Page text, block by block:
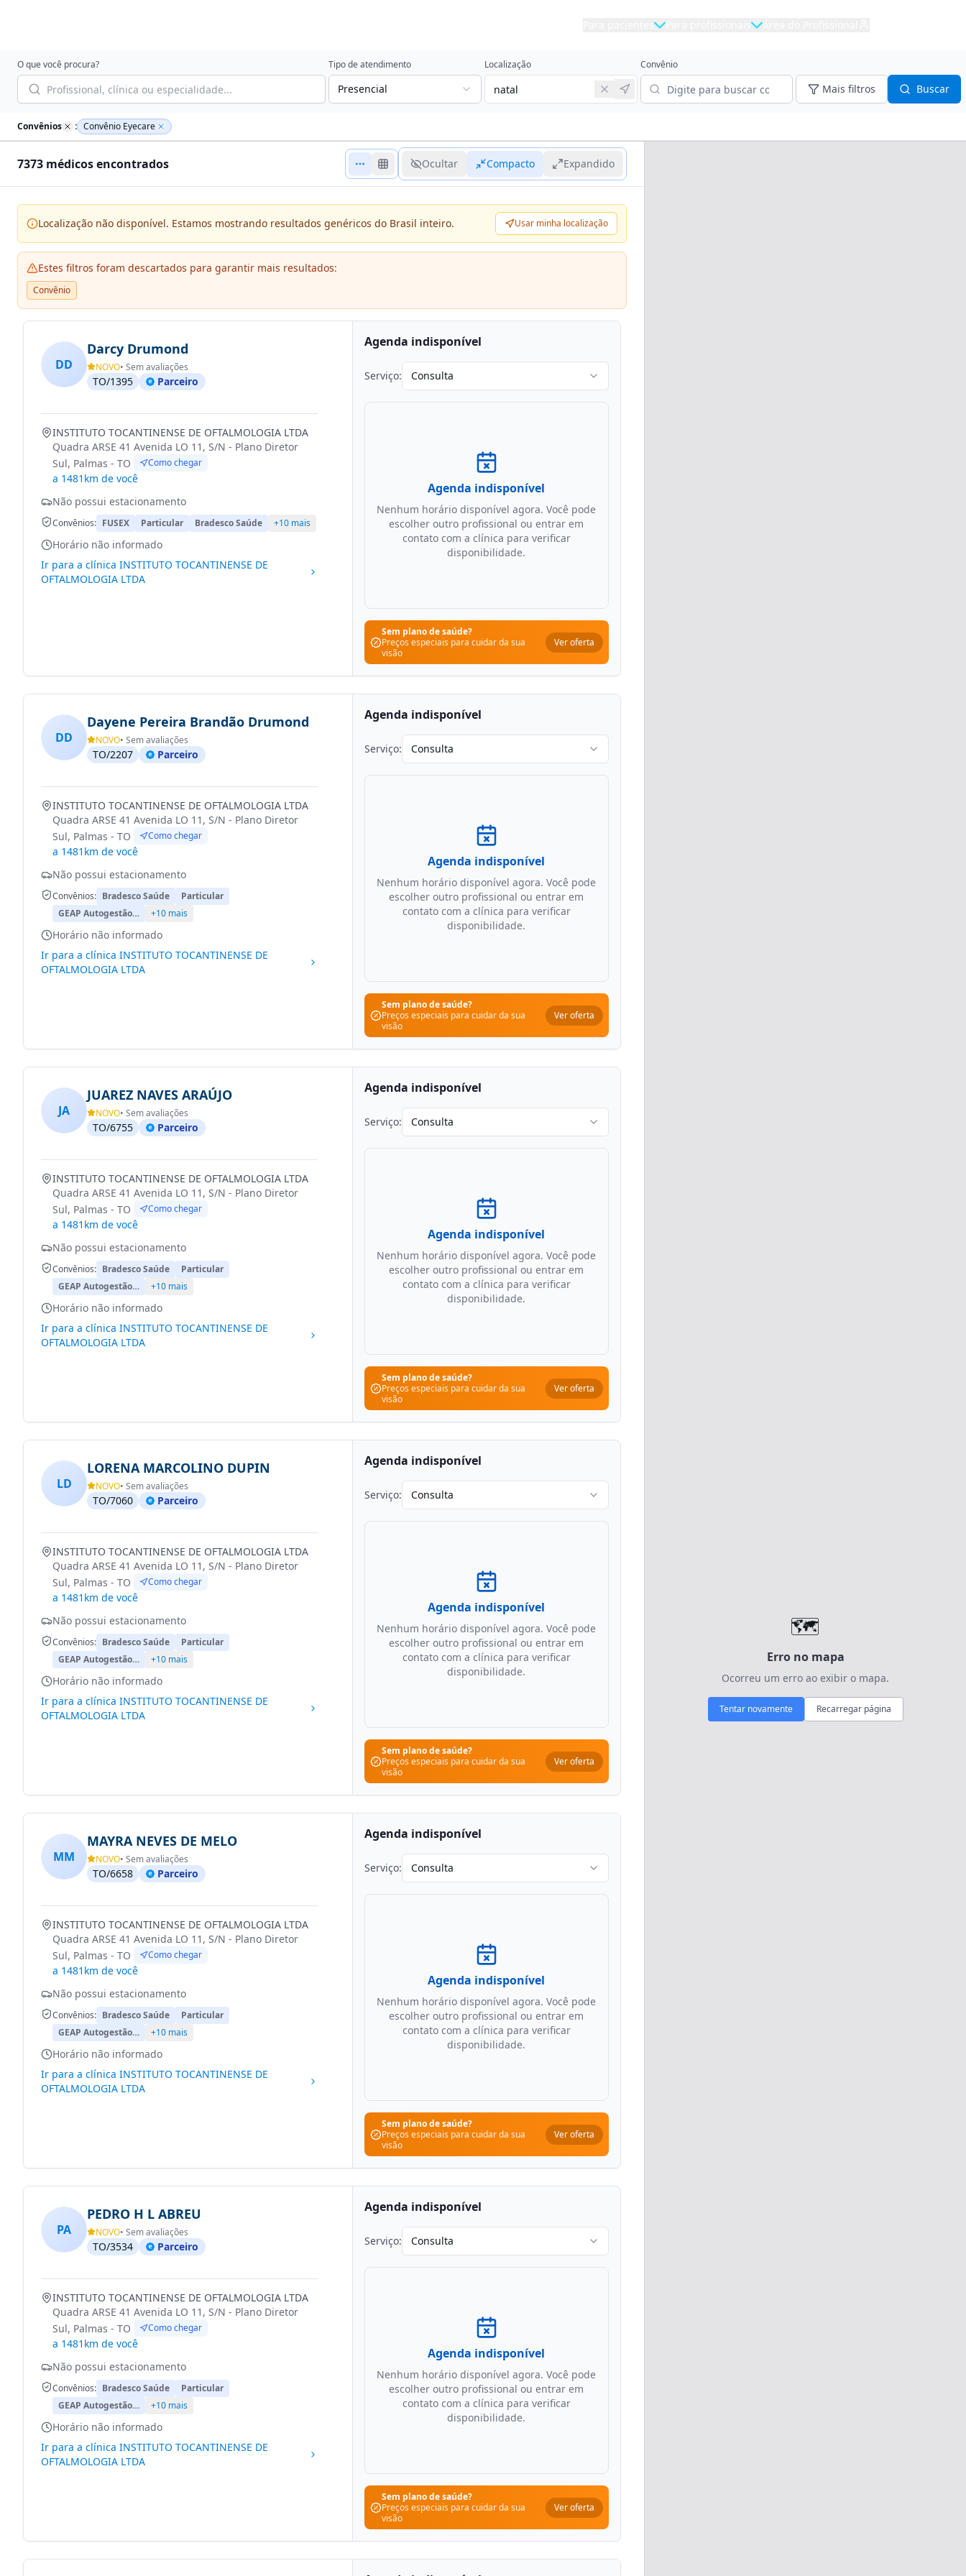
Para profissionais Área do Profissional
O que você procura? Tipo de atendimento
Presencial
Localização Convênio
Mais filtros Buscar
Convênios : Convênio Eyecare
7373 médicosencontrados Ocultar Compacto Expandido
Localização não disponível. Estamos mostrando resultados genéricos do Brasil inteiro. Usar minha localização
Estes filtros foram descartados para garantir mais resultados:
Convênio
DD
Darcy Drumond
NOVO• Sem avaliações
TO/1395 Parceiro
INSTITUTO TOCANTINENSE DE OFTALMOLOGIA LTDA
Quadra ARSE 41 Avenida LO 11, S/N - Plano Diretor
Sul, Palmas - TO
Como chegar
a 1481km de você
Não possui estacionamento
Convênios: FUSEX Particular Bradesco Saúde +10 mais
Horário não informado
Ir para a clínica INSTITUTO TOCANTINENSE DE
OFTALMOLOGIA LTDA
Agenda indisponível
Serviço: Consulta
Agenda indisponível
Nenhum horário disponível agora. Você pode
escolher outro profissional ou entrar em
contato com a clínica para verificar
disponibilidade.
Sem plano de saúde?
Preços especiais para cuidar da sua
visão
Ver oferta
DD
Dayene Pereira Brandão Drumond
NOVO• Sem avaliações
TO/2207 Parceiro
INSTITUTO TOCANTINENSE DE OFTALMOLOGIA LTDA
Quadra ARSE 41 Avenida LO 11, S/N - Plano Diretor
Sul, Palmas - TO
Como chegar
a 1481km de você
Não possui estacionamento
Convênios: Bradesco Saúde
Particular
GEAP Autogestão…
+10 mais
Horário não informado
Ir para a clínica INSTITUTO TOCANTINENSE DE
OFTALMOLOGIA LTDA
Agenda indisponível
Serviço: Consulta
Agenda indisponível
Nenhum horário disponível agora. Você pode
escolher outro profissional ou entrar em
contato com a clínica para verificar
disponibilidade.
Sem plano de saúde?
Preços especiais para cuidar da sua
visão
Ver oferta
JA
JUAREZ NAVES ARAÚJO
NOVO• Sem avaliações
TO/6755 Parceiro
INSTITUTO TOCANTINENSE DE OFTALMOLOGIA LTDA
Quadra ARSE 41 Avenida LO 11, S/N - Plano Diretor
Sul, Palmas - TO
Como chegar
a 1481km de você
Não possui estacionamento
Convênios: Bradesco Saúde
Particular
GEAP Autogestão…
+10 mais
Horário não informado
Ir para a clínica INSTITUTO TOCANTINENSE DE
OFTALMOLOGIA LTDA
Agenda indisponível
Serviço: Consulta
Agenda indisponível
Nenhum horário disponível agora. Você pode
escolher outro profissional ou entrar em
contato com a clínica para verificar
disponibilidade.
Sem plano de saúde?
Preços especiais para cuidar da sua
visão
Ver oferta
LD
LORENA MARCOLINO DUPIN
NOVO• Sem avaliações
TO/7060 Parceiro
INSTITUTO TOCANTINENSE DE OFTALMOLOGIA LTDA
Quadra ARSE 41 Avenida LO 11, S/N - Plano Diretor
Sul, Palmas - TO
Como chegar
a 1481km de você
Não possui estacionamento
Convênios: Bradesco Saúde
Particular
GEAP Autogestão…
+10 mais
Horário não informado
Ir para a clínica INSTITUTO TOCANTINENSE DE
OFTALMOLOGIA LTDA
Agenda indisponível
Serviço: Consulta
Agenda indisponível
Nenhum horário disponível agora. Você pode
escolher outro profissional ou entrar em
contato com a clínica para verificar
disponibilidade.
Sem plano de saúde?
Preços especiais para cuidar da sua
visão
Ver oferta
MM
MAYRA NEVES DE MELO
NOVO• Sem avaliações
TO/6658 Parceiro
INSTITUTO TOCANTINENSE DE OFTALMOLOGIA LTDA
Quadra ARSE 41 Avenida LO 11, S/N - Plano Diretor
Sul, Palmas - TO
Como chegar
a 1481km de você
Não possui estacionamento
Convênios: Bradesco Saúde
Particular
GEAP Autogestão…
+10 mais
Horário não informado
Ir para a clínica INSTITUTO TOCANTINENSE DE
OFTALMOLOGIA LTDA
Agenda indisponível
Serviço: Consulta
Agenda indisponível
Nenhum horário disponível agora. Você pode
escolher outro profissional ou entrar em
contato com a clínica para verificar
disponibilidade.
Sem plano de saúde?
Preços especiais para cuidar da sua
visão
Ver oferta
PA
PEDRO H L ABREU
NOVO• Sem avaliações
TO/3534 Parceiro
INSTITUTO TOCANTINENSE DE OFTALMOLOGIA LTDA
Quadra ARSE 41 Avenida LO 11, S/N - Plano Diretor
Sul, Palmas - TO
Como chegar
a 1481km de você
Não possui estacionamento
Convênios: Bradesco Saúde
Particular
GEAP Autogestão…
+10 mais
Horário não informado
Ir para a clínica INSTITUTO TOCANTINENSE DE
OFTALMOLOGIA LTDA
Agenda indisponível
Serviço: Consulta
Agenda indisponível
Nenhum horário disponível agora. Você pode
escolher outro profissional ou entrar em
contato com a clínica para verificar
disponibilidade.
Sem plano de saúde?
Preços especiais para cuidar da sua
visão
Ver oferta
🗺️
Erro no mapa
Ocorreu um erro ao exibir o mapa.
Tentar novamente Recarregar página